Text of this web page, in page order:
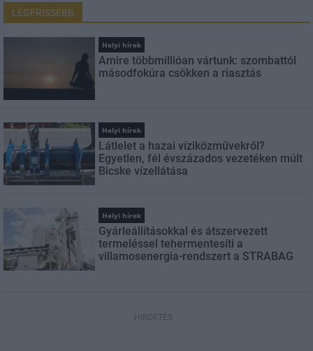
LEGFRISSEBB
Helyi hírek
Amire többmillióan vártunk: szombattól
másodfokúra csökken a riasztás
Helyi hírek
Látlelet a hazai víziközművekről?
Egyetlen, fél évszázados vezetéken múlt
Bicske vízellátása
Helyi hírek
Gyárleállításokkal és átszervezett
termeléssel tehermentesíti a
villamosenergia-rendszert a STRABAG
HIRDETÉS